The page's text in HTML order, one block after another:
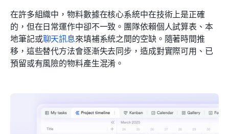
在許多組織中，物料數據在核心系統中在技術上是正確
的，但在日常運作中卻不一致。團隊依賴個人試算表、本
地筆記或聊天訊息來填補系統之間的空缺。隨著時間推
移，這些替代方法會逐漸失去同步，造成對實際可用、已
預留或有風險的物料產生混淆。